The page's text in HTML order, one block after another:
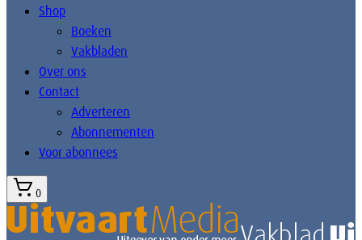
Shop
Boeken
Vakbladen
Over ons
Contact
Adverteren
Abonnementen
Voor abonnees
0